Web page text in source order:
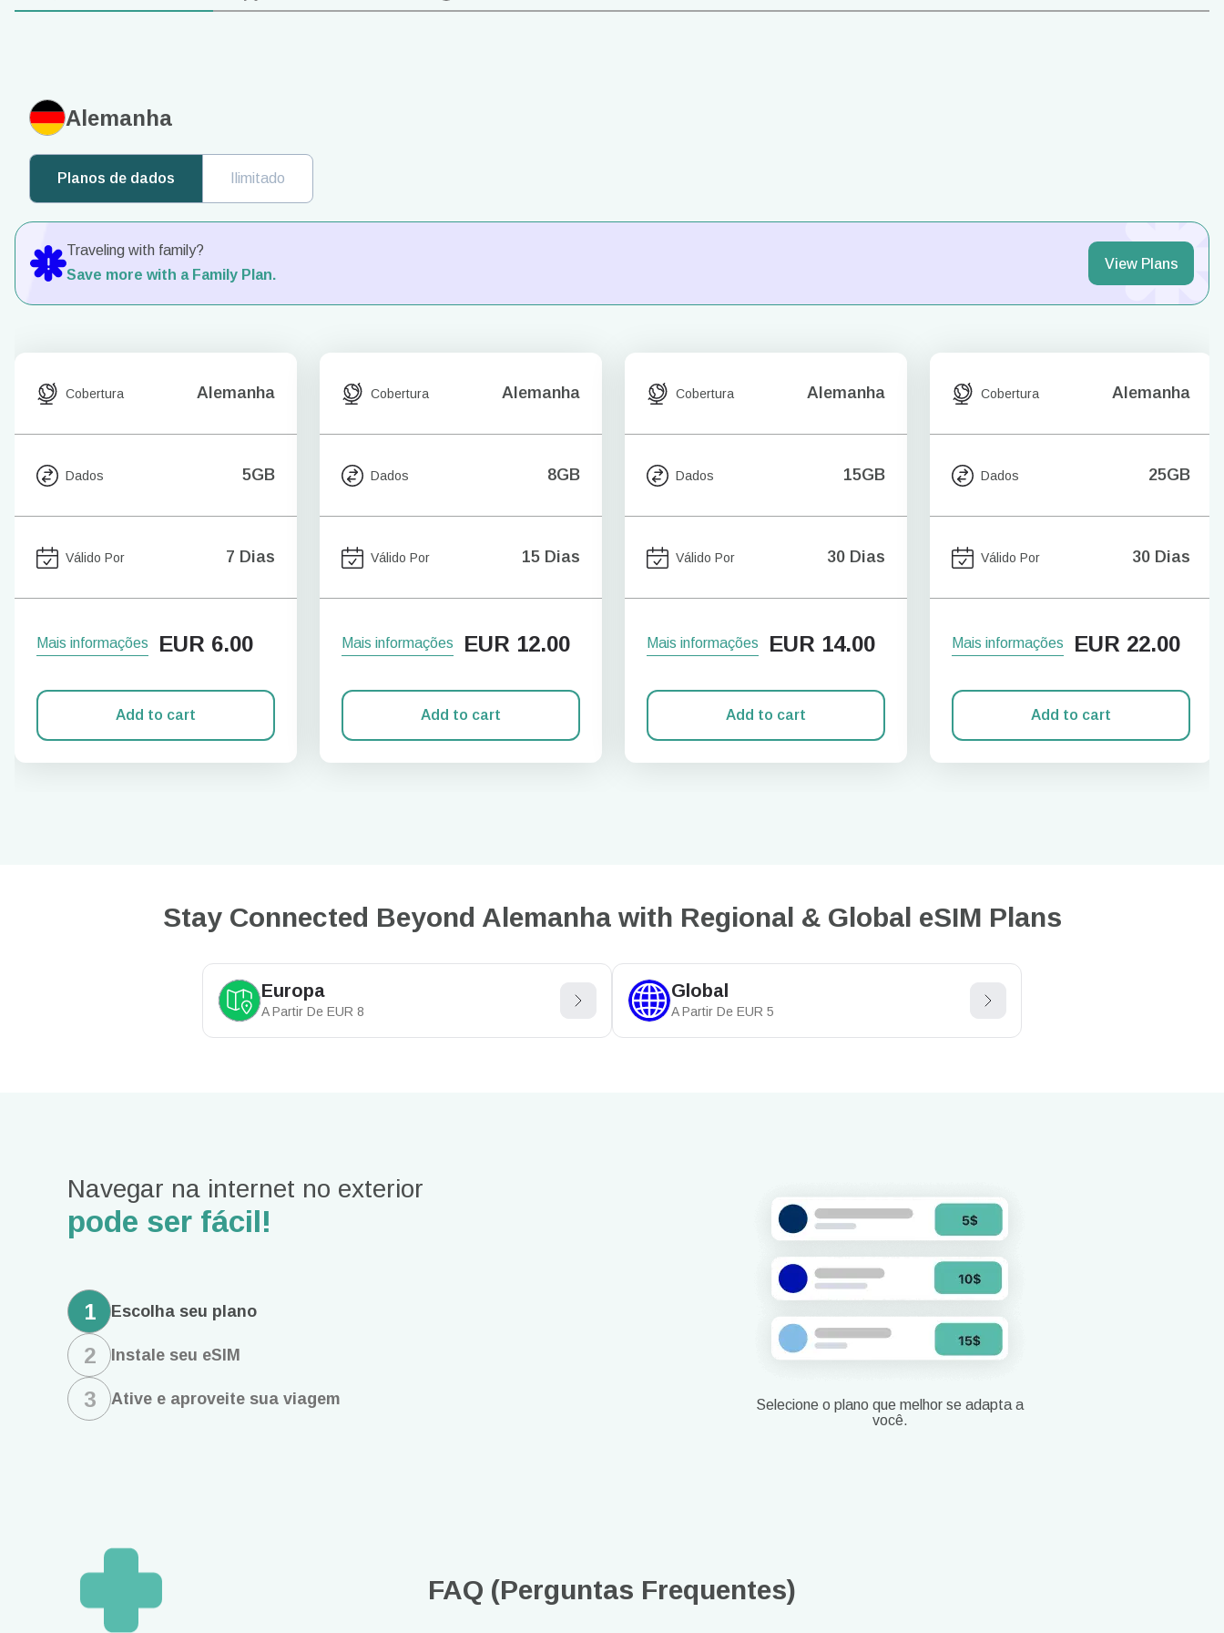
Alemanha
Planos de dados Ilimitado
Traveling with family?
Save more with a Family Plan.
View Plans
Cobertura Alemanha
Dados 5GB
Válido Por 7 Dias
Mais informações EUR 6.00
Add to cart
Cobertura Alemanha
Dados 8GB
Válido Por 15 Dias
Mais informações EUR 12.00
Add to cart
Cobertura Alemanha
Dados 15GB
Válido Por 30 Dias
Mais informações EUR 14.00
Add to cart
Cobertura Alemanha
Dados 25GB
Válido Por 30 Dias
Mais informações EUR 22.00
Add to cart
Stay Connected Beyond Alemanha with Regional & Global eSIM Plans
Europa
A Partir De EUR 8
Global
A Partir De EUR 5
Navegar na internet no exterior
pode ser fácil!
1 Escolha seu plano
2 Instale seu eSIM
3 Ative e aproveite sua viagem
Selecione o plano que melhor se adapta a
você.
FAQ (Perguntas Frequentes)
Entrar ou criar conta